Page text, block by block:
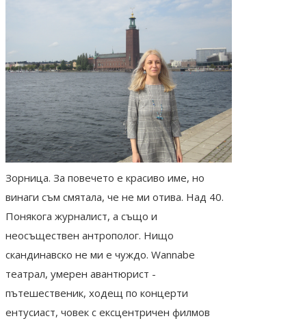
Зорница. За повечето е красиво име, но
винаги съм смятала, че не ми отива. Над 40.
Понякога журналист, а също и
неосъществен антрополог. Нищо
скандинавско не ми е чуждо. Wannabe
театрал, умерен авантюрист -
пътешественик, ходещ по концерти
ентусиаст, човек с ексцентричен филмов